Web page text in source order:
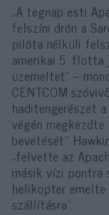
„A tegnap esti
felszíni drón a
pilóta nélküli
amerikai 5. flotta
üzemeltet” –
CENTCOM
haditengerészet
végén
bevetését.”
„felvette az
másik vízi
helikopter
szállításra”.